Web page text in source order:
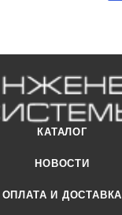
КАТАЛОГ
НОВОСТИ
ОПЛАТА И ДОСТАВКА